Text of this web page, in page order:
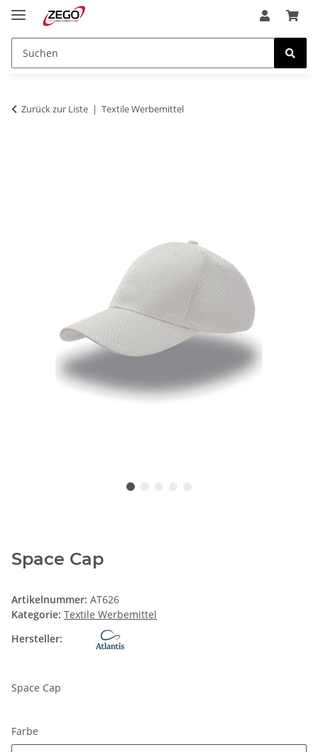
Zurück zur Liste Textile Werbemittel
Space Cap
Artikelnummer: AT626
Kategorie: Textile Werbemittel
Hersteller:
Space Cap
Farbe